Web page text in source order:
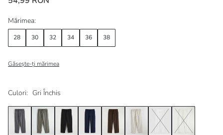
Culori: Gri Închis
Mărimea:
28 30 32 34 36 38
Găsește-ți mărimea